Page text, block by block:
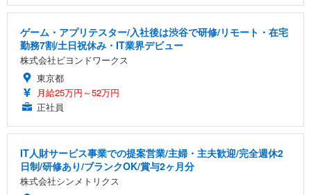
ゲーム・アプリテスター/入社後は渋谷で研修/リモート・在宅
勤務7割/土日祝休み・IT業界デビュー
株式会社ビヨンドワークス
東京都
月給25万円～52万円
正社員
IT人財サービス事業での提案営業/主婦・主夫歓迎/完全週休2
日制/研修あり/ブランクOK/賞与2ヶ月分
株式会社シンメトリクス